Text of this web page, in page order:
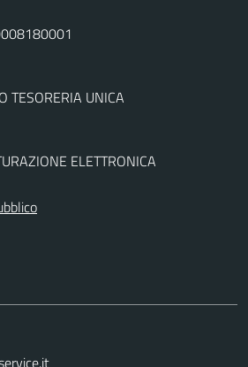
TESORERIA UNICA
ELETTRONICA